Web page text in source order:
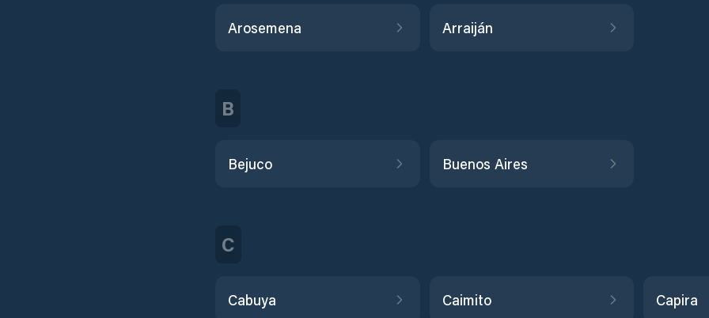
Arosemena Arraiján
B
Bejuco Buenos Aires
C
Cabuya Caimito Capira